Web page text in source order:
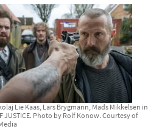
Lie Kaas, Lars Brygmann, Mads Mikkelsen in
JUSTICE. Photo by Rolf Konow. Courtesy of